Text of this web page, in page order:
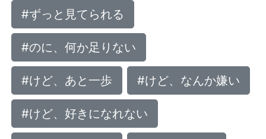
#ずっと見てられる
#のに、何か足りない
#けど、あと一歩 #けど、なんか嫌い
#けど、好きになれない